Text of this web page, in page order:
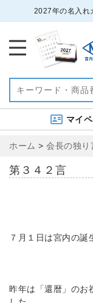
2027年の名入れ
マイ
ホーム > 会長の独り
第３４２言
７月１日は宮内の誕
昨年は「還暦」のお